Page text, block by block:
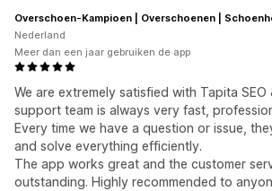
We are extremely satisfied with Tapita SEO
support team is always very fast,
Every time we have a question or issue,
and solve everything efficiently.
The app works great and the customer
outstanding. Highly recommended to
Nederland
Meer dan een jaar gebruiken de app